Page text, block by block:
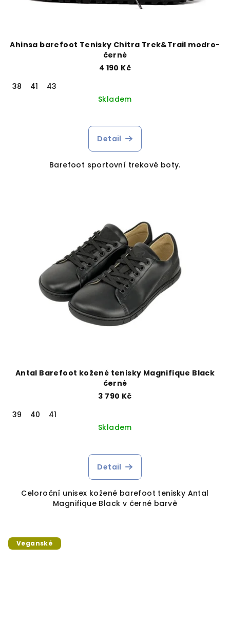
Ahinsa barefoot Tenisky Chitra Trek&Trail modro-
černé
4 190 Kč
38
41
43
Skladem
Detail
Barefoot sportovní trekové boty.
Antal Barefoot kožené tenisky Magnifique Black
černé
3 790 Kč
39
40
41
Skladem
Detail
Celoroční unisex kožené barefoot tenisky Antal
Magnifique Black v černé barvě
Veganské